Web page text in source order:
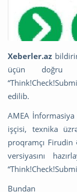
Xeberler.az
üçün doğru
edilib.
AMEA
işçisi, texnika
proqramçı Firudin
versiyasını